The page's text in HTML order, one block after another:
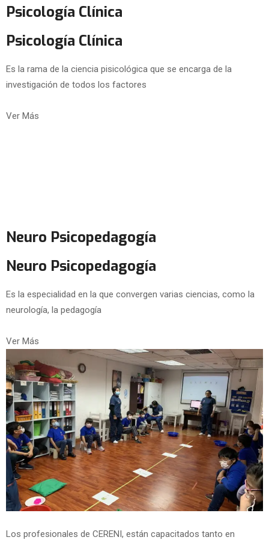
Psicología Clínica
Psicología Clínica
Es la rama de la ciencia pisicológica que se encarga de la
investigación de todos los factores
Ver Más
Neuro Psicopedagogía
Neuro Psicopedagogía
Es la especialidad en la que convergen varias ciencias, como la
neurología, la pedagogía
Ver Más
Los profesionales de CERENI, están capacitados tanto en